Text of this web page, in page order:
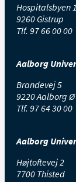
Hospitalsbyen 1
9260 Gistrup
Tlf. 97 66 00 00
Aalborg
Brandevej 5
9220 Aalborg Ø
Tlf. 97 64 30 00
Aalborg
Højtoftevej 2
7700 Thisted